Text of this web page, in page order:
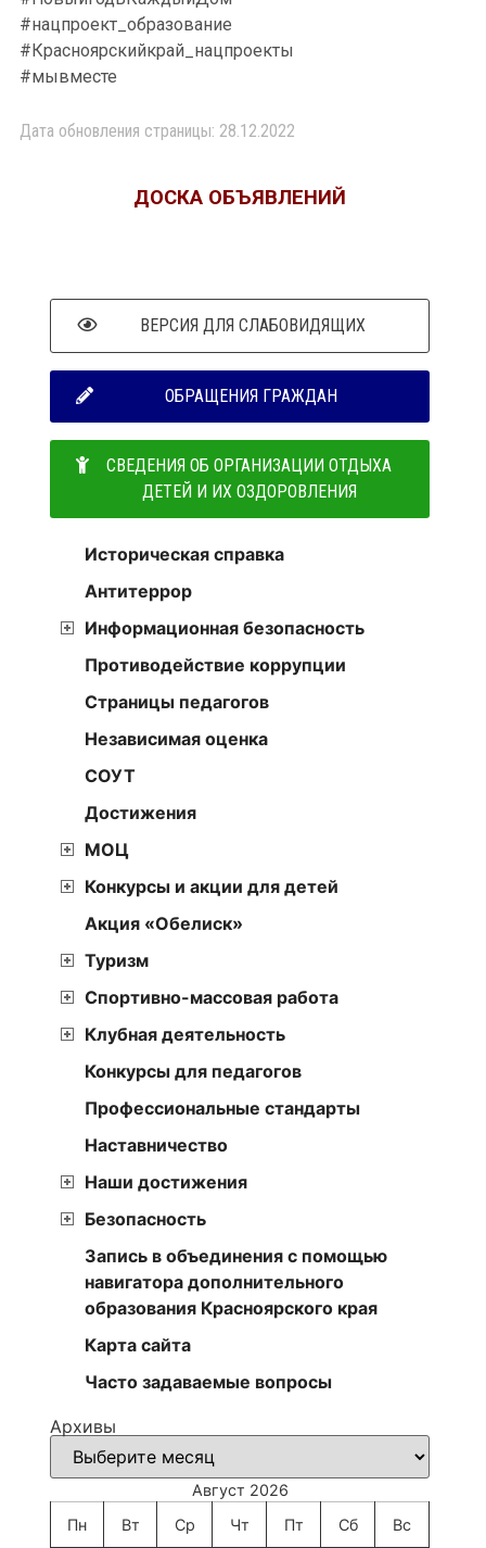
#нацпроект_образование
#Красноярскийкрай_нацпроекты
#мывместе
Дата обновления страницы: 28.12.2022
ДОСКА ОБЪЯВЛЕНИЙ
ВЕРСИЯ ДЛЯ СЛАБОВИДЯЩИХ
ОБРАЩЕНИЯ ГРАЖДАН
СВЕДЕНИЯ ОБ ОРГАНИЗАЦИИ ОТДЫХА
ДЕТЕЙ И ИХ ОЗДОРОВЛЕНИЯ
Историческая справка
Антитеррор
Информационная безопасность
Противодействие коррупции
Страницы педагогов
Независимая оценка
СОУТ
Достижения
МОЦ
Конкурсы и акции для детей
Акция «Обелиск»
Туризм
Спортивно-массовая работа
Клубная деятельность
Конкурсы для педагогов
Профессиональные стандарты
Наставничество
Наши достижения
Безопасность
Запись в объединения с помощью
навигатора дополнительного
образования Красноярского края
Карта сайта
Часто задаваемые вопросы
Архивы
Август 2026
Пн
Вт Ср Чт Пт Сб Вс